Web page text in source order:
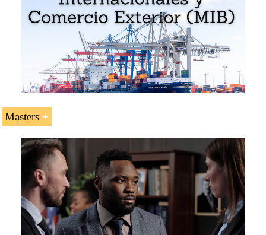
Masters
Maestría en Comercio Exterior
Maestría en Negocios Internacionales
Maestría en Transporte Internacional
Maestría en Logística en África
Maestría en Negocios en África